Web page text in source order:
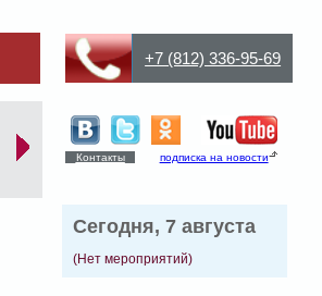
+7 (812) 336-95-69
Контакты подписка на новости
Сегодня, 7 августа
(Нет мероприятий)